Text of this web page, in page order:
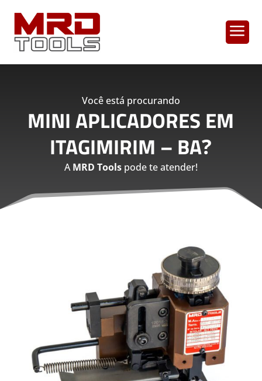
a
Você está procurando
MINI APLICADORES EM
ITAGIMIRIM – BA?
AMRD Toolspode te atender!